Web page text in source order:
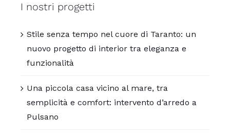
I nostri progetti
Stile senza tempo nel cuore di Taranto: un
nuovo progetto di interior tra eleganza e
funzionalità
Una piccola casa vicino al mare, tra
semplicità e comfort: intervento d’arredo a
Pulsano